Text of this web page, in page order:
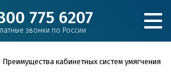
775 6207
звонки по России
Преимущества кабинетных систем умягчения